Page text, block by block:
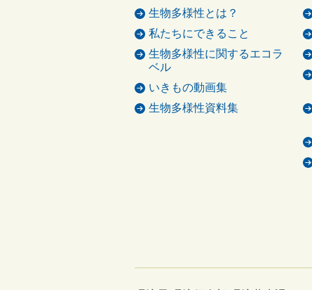
生物多様性とは？
私たちにできること
生物多様性に関するエコラ
ベル
いきもの動画集
生物多様性資料集